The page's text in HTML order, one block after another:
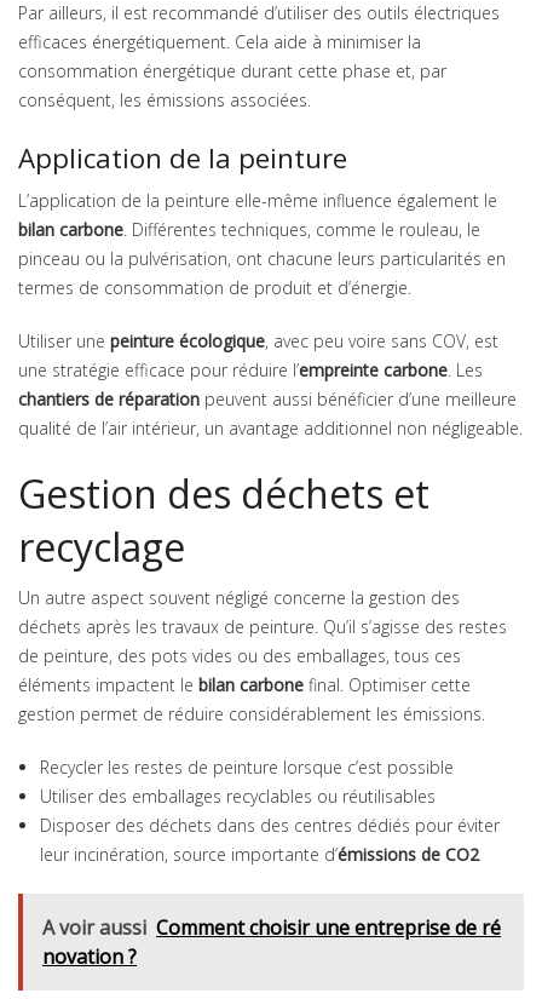
Par ailleurs, il est recommandé d’utiliser des outils électriques
efficaces énergétiquement. Cela aide à minimiser la
consommation énergétique durant cette phase et, par
conséquent, les émissions associées.
Application de la peinture
L’application de la peinture elle-même influence également le
bilan carbone. Différentes techniques, comme le rouleau, le
pinceau ou la pulvérisation, ont chacune leurs particularités en
termes de consommation de produit et d’énergie.
Utiliser une peinture écologique, avec peu voire sans COV, est
une stratégie efficace pour réduire l’empreinte carbone. Les
chantiers de réparation peuvent aussi bénéficier d’une meilleure
qualité de l’air intérieur, un avantage additionnel non négligeable.
Gestion des déchets et
recyclage
Un autre aspect souvent négligé concerne la gestion des
déchets après les travaux de peinture. Qu’il s’agisse des restes
de peinture, des pots vides ou des emballages, tous ces
éléments impactent le bilan carbone final. Optimiser cette
gestion permet de réduire considérablement les émissions.
Recycler les restes de peinture lorsque c’est possible
Utiliser des emballages recyclables ou réutilisables
Disposer des déchets dans des centres dédiés pour éviter
leur incinération, source importante d’émissions de CO2
A voir aussi Comment choisir une entreprise de ré
novation ?